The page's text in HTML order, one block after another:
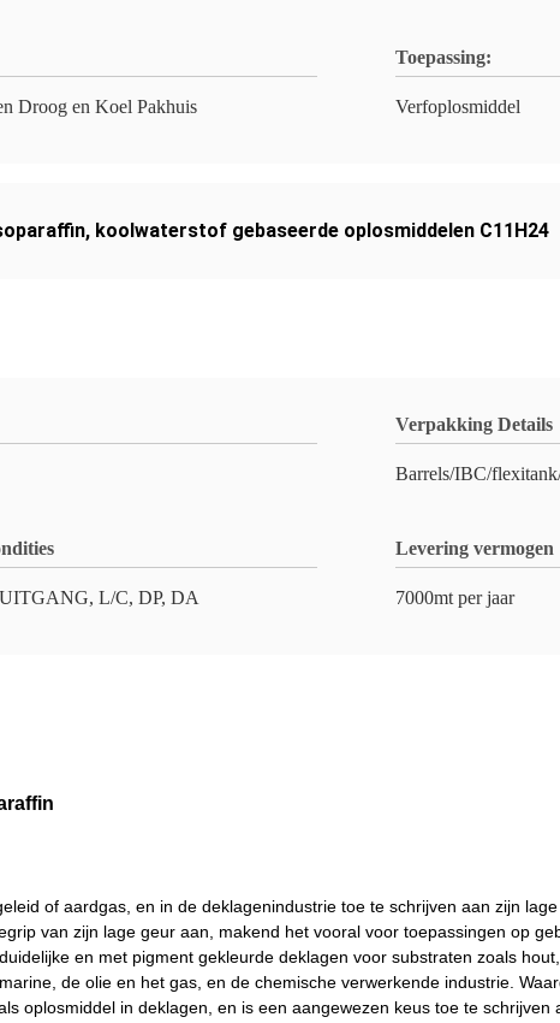
Droog en Koel Pakhuis
Toepassing:
Verfoplosmiddel
, koolwaterstof gebaseerde oplosmiddelen C11H24
Verpakking Details
Barrels/IBC/
L/C, DP, DA
Levering vermogen
7000mt per jaar
of aardgas, en in de deklagenindustrie toe te schrijven aan zijn
van zijn lage geur aan, makend het vooral voor toepassingen op
en met pigment gekleurde deklagen voor substraten zoals
de olie en het gas, en de chemische verwerkende industrie.
oplosmiddel in deklagen, en is een aangewezen keus toe te schrijven